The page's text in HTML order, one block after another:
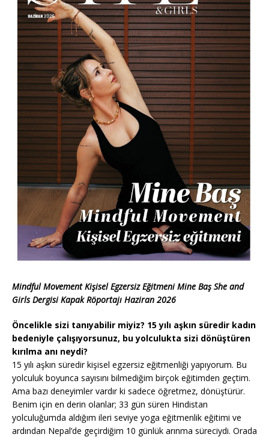
Mindful Movement Kişisel Egzersiz Eğitmeni Mine Baş She and
Girls Dergisi Kapak Röportajı Haziran 2026
Öncelikle sizi tanıyabilir miyiz? 15 yılı aşkın süredir kadın
bedeniyle çalışıyorsunuz, bu yolculukta sizi dönüştüren
kırılma anı neydi?
15 yılı aşkın süredir kişisel egzersiz eğitmenliği yapıyorum. Bu
yolculuk boyunca sayısını bilmediğim birçok eğitimden geçtim.
Ama bazı deneyimler vardır ki sadece öğretmez, dönüştürür.
Benim için en derin olanlar; 33 gün süren Hindistan
yolculuğumda aldığım ileri seviye yoga eğitmenlik eğitimi ve
ardından Nepal’de geçirdiğim 10 günlük arınma süreciydi. Orada